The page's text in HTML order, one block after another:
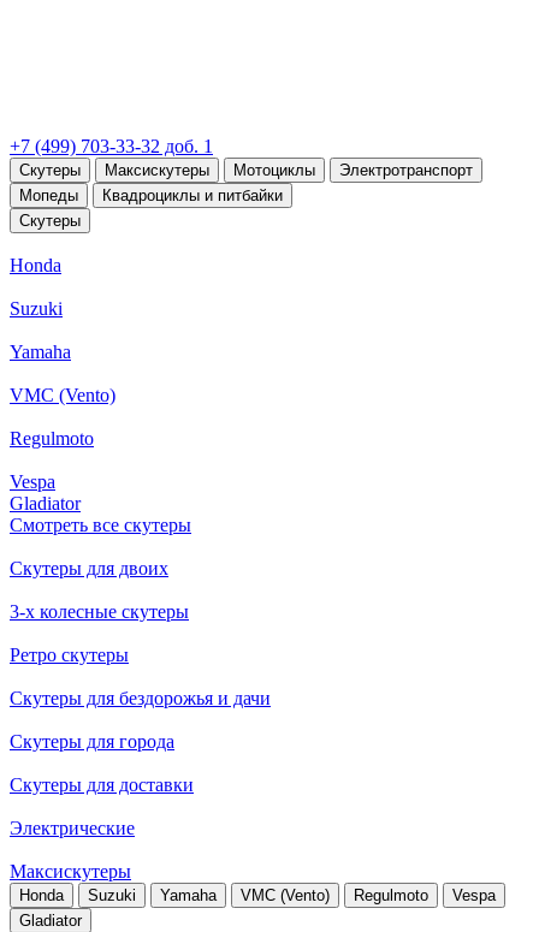
+7 (499) 703-33-32 доб. 1
Скутеры Максискутеры Мотоциклы
Электротранспорт
Мопеды
Квадроциклы и питбайки
Скутеры
Honda
Suzuki
Yamaha
VMC (Vento)
Regulmoto
Vespa
Gladiator
Смотреть все скутеры
Скутеры для двоих
3-х колесные скутеры
Ретро скутеры
Скутеры для бездорожья и дачи
Скутеры для города
Скутеры для доставки
Электрические
Максискутеры
Honda Suzuki Yamaha VMC (Vento) Regulmoto
Vespa
Gladiator